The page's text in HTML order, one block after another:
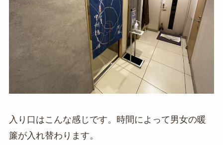
入り口はこんな感じです。時間によって男女の暖
簾が入れ替わります。